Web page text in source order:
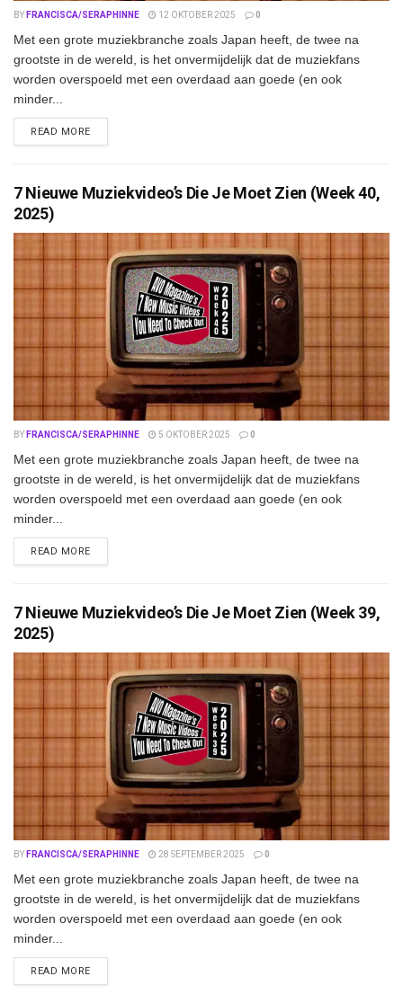
BY FRANCISCA/SERAPHINNE 12 OKTOBER 2025 0
Met een grote muziekbranche zoals Japan heeft, de twee na
grootste in de wereld, is het onvermijdelijk dat de muziekfans
worden overspoeld met een overdaad aan goede (en ook
minder...
READ MOREDETAILS
7 Nieuwe Muziekvideo’s Die Je Moet Zien (Week 40,
2025)
BY FRANCISCA/SERAPHINNE 5 OKTOBER 2025 0
Met een grote muziekbranche zoals Japan heeft, de twee na
grootste in de wereld, is het onvermijdelijk dat de muziekfans
worden overspoeld met een overdaad aan goede (en ook
minder...
READ MOREDETAILS
7 Nieuwe Muziekvideo’s Die Je Moet Zien (Week 39,
2025)
BY FRANCISCA/SERAPHINNE 28 SEPTEMBER 2025 0
Met een grote muziekbranche zoals Japan heeft, de twee na
grootste in de wereld, is het onvermijdelijk dat de muziekfans
worden overspoeld met een overdaad aan goede (en ook
minder...
READ MOREDETAILS